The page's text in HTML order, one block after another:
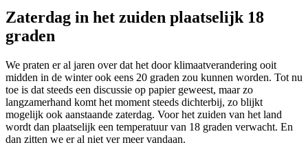
Zaterdag in het zuiden plaatselijk 18
graden
We praten er al jaren over dat het door klimaatverandering ooit
midden in de winter ook eens 20 graden zou kunnen worden. Tot nu
toe is dat steeds een discussie op papier geweest, maar zo
langzamerhand komt het moment steeds dichterbij, zo blijkt
mogelijk ook aanstaande zaterdag. Voor het zuiden van het land
wordt dan plaatselijk een temperatuur van 18 graden verwacht. En
dan zitten we er al niet ver meer vandaan.